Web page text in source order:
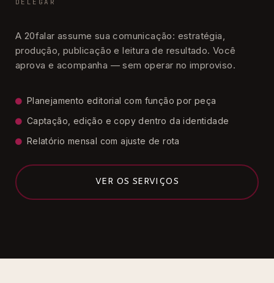
A 20falar assume sua comunicação: estratégia,
produção, publicação e leitura de resultado. Você
aprova e acompanha — sem operar no improviso.
Planejamento editorial com função por peça
Captação, edição e copy dentro da identidade
Relatório mensal com ajuste de rota
VER OS SERVIÇOS